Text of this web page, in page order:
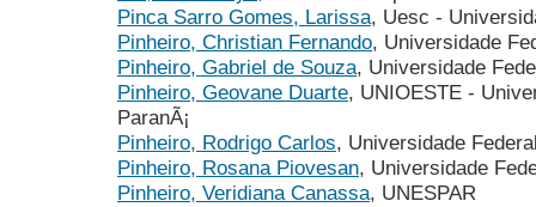
Pinca Sarro Gomes, Larissa, Uesc -
Pinheiro, Christian Fernando, Universidade
Pinheiro, Gabriel de Souza, Universidade
Pinheiro, Geovane Duarte, UNIOESTE -
ParanÃ¡
Pinheiro, Rodrigo Carlos, Universidade
Pinheiro, Rosana Piovesan, Universidade
Pinheiro, Veridiana Canassa, UNESPAR